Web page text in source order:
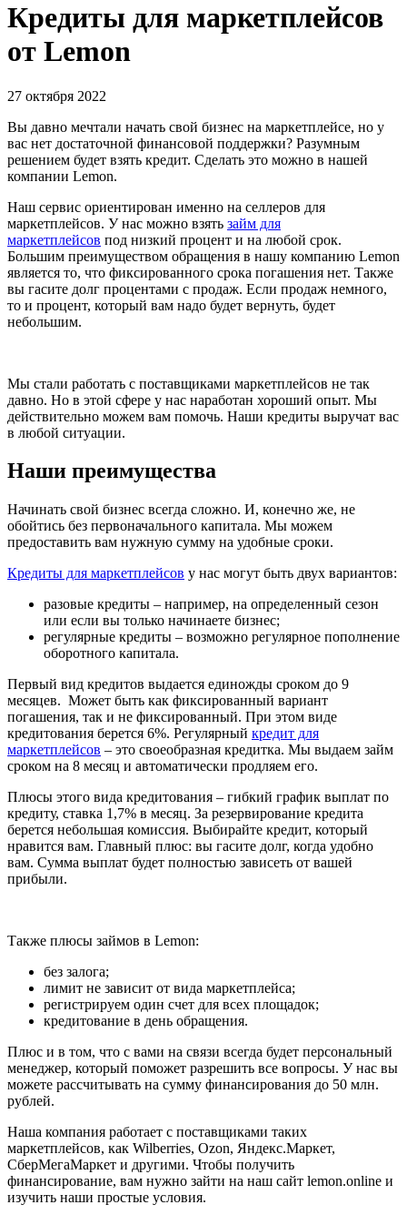
Кредиты для маркетплейсов
от Lemon
27 октября 2022
Вы давно мечтали начать свой бизнес на маркетплейсе, но у
вас нет достаточной финансовой поддержки? Разумным
решением будет взять кредит. Сделать это можно в нашей
компании Lemon.
Наш сервис ориентирован именно на селлеров для
маркетплейсов. У нас можно взять займ для
маркетплейсов под низкий процент и на любой срок.
Большим преимуществом обращения в нашу компанию Lemon
является то, что фиксированного срока погашения нет. Также
вы гасите долг процентами с продаж. Если продаж немного,
то и процент, который вам надо будет вернуть, будет
небольшим.
Мы стали работать с поставщиками маркетплейсов не так
давно. Но в этой сфере у нас наработан хороший опыт. Мы
действительно можем вам помочь. Наши кредиты выручат вас
в любой ситуации.
Наши преимущества
Начинать свой бизнес всегда сложно. И, конечно же, не
обойтись без первоначального капитала. Мы можем
предоставить вам нужную сумму на удобные сроки.
Кредиты для маркетплейсов у нас могут быть двух вариантов:
разовые кредиты – например, на определенный сезон
или если вы только начинаете бизнес;
регулярные кредиты – возможно регулярное пополнение
оборотного капитала.
Первый вид кредитов выдается единожды сроком до 9
месяцев. Может быть как фиксированный вариант
погашения, так и не фиксированный. При этом виде
кредитования берется 6%. Регулярный кредит для
маркетплейсов – это своеобразная кредитка. Мы выдаем займ
сроком на 8 месяц и автоматически продляем его.
Плюсы этого вида кредитования – гибкий график выплат по
кредиту, ставка 1,7% в месяц. За резервирование кредита
берется небольшая комиссия. Выбирайте кредит, который
нравится вам. Главный плюс: вы гасите долг, когда удобно
вам. Сумма выплат будет полностью зависеть от вашей
прибыли.
Также плюсы займов в Lemon:
без залога;
лимит не зависит от вида маркетплейса;
регистрируем один счет для всех площадок;
кредитование в день обращения.
Плюс и в том, что с вами на связи всегда будет персональный
менеджер, который поможет разрешить все вопросы. У нас вы
можете рассчитывать на сумму финансирования до 50 млн.
рублей.
Наша компания работает с поставщиками таких
маркетплейсов, как Wilberries, Ozon, Яндекс.Маркет,
СберМегаМаркет и другими. Чтобы получить
финансирование, вам нужно зайти на наш сайт lemon.online и
изучить наши простые условия.